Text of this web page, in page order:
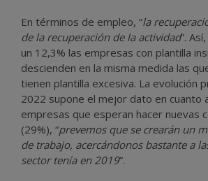
En términos de empleo, “la
de la recuperación de la actividad”.
un 12,3% las empresas con plantilla
descienden en la misma medida las
tienen plantilla excesiva. La evolución
2022 supone el mejor dato en cuanto
empresas que esperan hacer nuevas
(29%), “prevemos que se crearán un
de trabajo, acercándonos bastante a
sector tenía en 2019”.